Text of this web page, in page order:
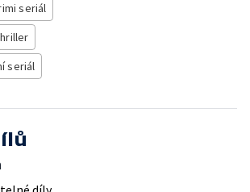
seriál
seriál